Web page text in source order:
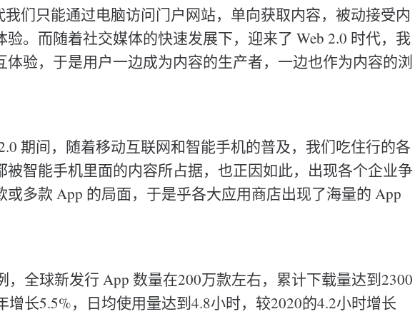
我们只能通过电脑访问门户网站，单向获取内容，被动接受内
验。而随着社交媒体的快速发展下，迎来了 Web 2.0 时代，我
体验，于是用户一边成为内容的生产者，一边也作为内容的浏
期间，随着移动互联网和智能手机的普及，我们吃住行的各
被智能手机里面的内容所占据，也正因如此，出现各个企业争
或多款 App 的局面，于是乎各大应用商店出现了海量的 App
，全球新发行 App 数量在200万款左右，累计下载量达到2300
增长5.5%，日均使用量达到4.8小时，较2020的4.2小时增长